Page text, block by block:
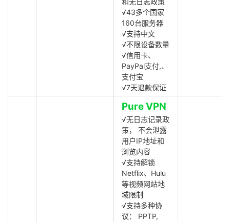
√43多个国家
160台服务器
√支持中文
√不限设备数量
√信用卡、
PayPal支付,、
支付宝
√7天退款保证
Pure VPN
√无日志记录政
策， 不会泄露
用户IP地址和
浏览内容
√支持解锁
Netflix、Hulu
等视频网站地
域限制
√支持多种协
议： PPTP,